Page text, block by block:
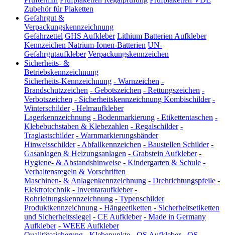
Zubehör für Plaketten
Gefahrgut &
Verpackungskennzeichnung
Gefahrzettel GHS Aufkleber Lithium Batterien Aufkleber
Kennzeichen Natrium-Ionen-Batterien UN-
Gefahrgutaufkleber Verpackungskennzeichen
Sicherheits- &
Betriebskennzeichnung
Sicherheits-Kennzeichnung - Warnzeichen -
Brandschutzzeichen - Gebotszeichen - Rettungszeichen -
Verbotszeichen - Sicherheitskennzeichnung Kombischilder -
Winterschilder - Helmaufkleber
Lagerkennzeichnung - Bodenmarkierung - Etikettentaschen -
Klebebuchstaben & Klebezahlen - Regalschilder -
Traglastschilder - Warnmarkierungsbänder
Hinweisschilder - Abfallkennzeichen - Baustellen Schilder -
Gasanlagen & Heizungsanlagen - Grabstein Aufkleber -
Hygiene- & Abstandshinweise - Kindergarten & Schule -
Verhaltensregeln & Vorschriften
Maschinen- & Anlagenkennzeichnung - Drehrichtungspfeile -
Elektrotechnik - Inventaraufkleber -
Rohrleitungskennzeichnung - Typenschilder
Produktkennzeichnung - Hängeetiketten - Sicherheitsetiketten
und Sicherheitssiegel - CE Aufkleber - Made in Germany
Aufkleber - WEEE Aufkleber